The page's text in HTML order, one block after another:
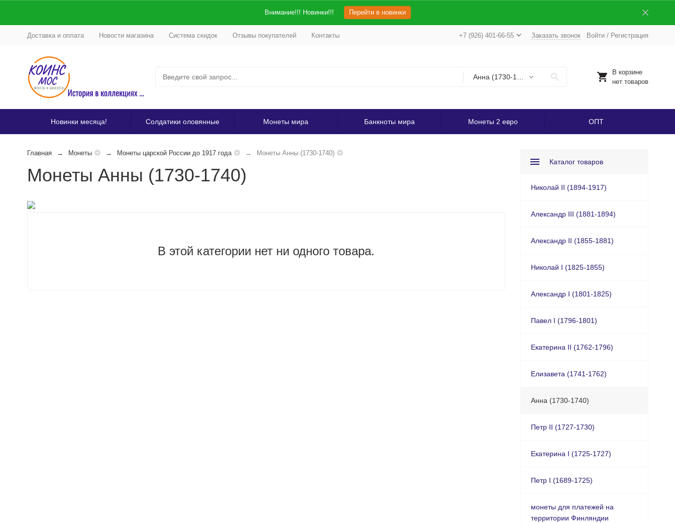
Внимание!!! Новинки!!! Перейти в новинки
Доставка и оплата Новости магазина Система скидок Отзывы покупателей Контакты +7 (926) 401-66-55 Заказать звонок Войти/ Регистрация
В корзине
нет товаров
Новинки месяца! Солдатики оловянные Монеты мира Банкноты мира Монеты 2 евро ОПТ
Главная Монеты Монеты царской России до 1917 года Монеты Анны (1730-1740)
Монеты Анны (1730-1740)
В этой категории нет ни одного товара.
Каталог товаров
Николай II (1894-1917)
Александр III (1881-1894)
Александр II (1855-1881)
Николай I (1825-1855)
Александр I (1801-1825)
Павел I (1796-1801)
Екатерина II (1762-1796)
Елизавета (1741-1762)
Анна (1730-1740)
Петр II (1727-1730)
Екатерина I (1725-1727)
Петр I (1689-1725)
монеты для платежей на
территории Финляндии